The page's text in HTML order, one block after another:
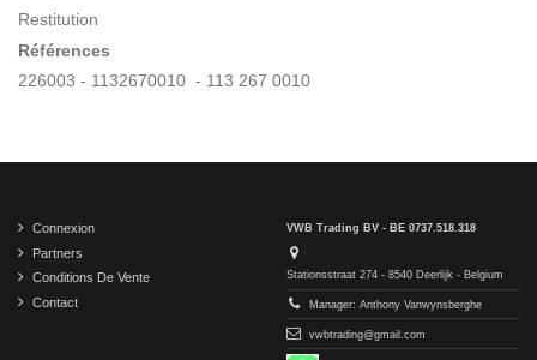
Restitution
Références
226003 - 1132670010 - 113 267 0010
Connexion
Partners
Conditions De Vente
Contact
VWB Trading BV - BE 0737.518.318
Stationsstraat 274 - 8540 Deerlijk - Belgium
Manager: Anthony Vanwynsberghe
vwbtrading@gmail.com